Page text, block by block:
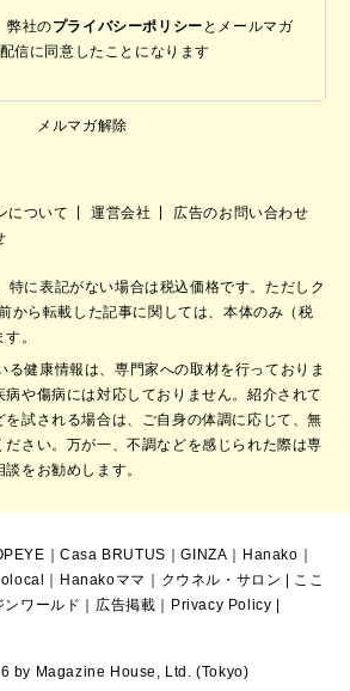
弊社のプライバシーポリシー と メールマガ
信に同意したことになります
メルマガ解除
について 運営会社
広告のお問い合わせ
特に表記がない場合は税込価格です。ただしク
から転載した記事に関しては、本体のみ（税
。
る健康情報は、専門家への取材を行っておりま
や傷病には対応しておりません。紹介されて
を試される場合は、ご自身の体調に応じて、無
ださい。万が一、不調などを感じられた際は専
をお勧めします。
｜Casa BRUTUS ｜GINZA Hanako
Hanakoママ クウネル・サロン
ここ
ンワールド 広告掲載 Privacy Policy
by Magazine House, Ltd. (Tokyo)